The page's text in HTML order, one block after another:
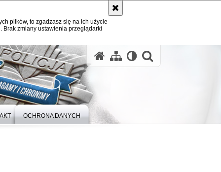
plików, to zgadzasz się na ich użycie
zmiany ustawienia przeglądarki
OCHRONA DANYCH